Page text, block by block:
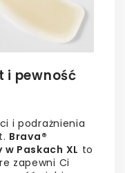
i pewność
i podrażnienia
Brava®
Paskach XL to
zapewni Ci